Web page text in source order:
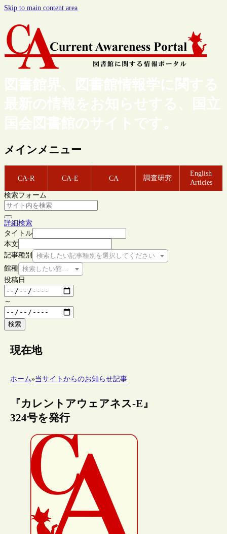
Skip to main content area
図書館界、図書館情報学に関する
最新の情報をお知らせする、国立
国会図書館のサイトです。
メインメニュー
CA-R CA-E CA 調査研究
English
Articles
検索フォーム
詳細検索
タイトル
本文
記事種別
検索したい記事種別を選択してください
館種 検索したい館種を選択してください
投稿日
～
検索
現在地
ホーム»当サイトからのお知らせ記事
『カレントアウェアネス-E』
324号を発行